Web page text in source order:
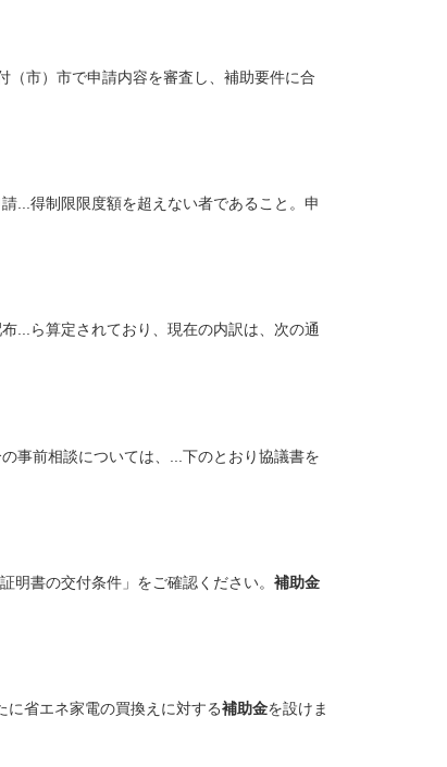
（市）市で申請内容を審査し、補助要件に合
...得制限限度額を超えない者であること。申
...ら算定されており、現在の内訳は、次の通
事前相談については、...下のとおり協議書を
明書の交付条件」をご確認ください。補助金
に省エネ家電の買換えに対する補助金を設けま